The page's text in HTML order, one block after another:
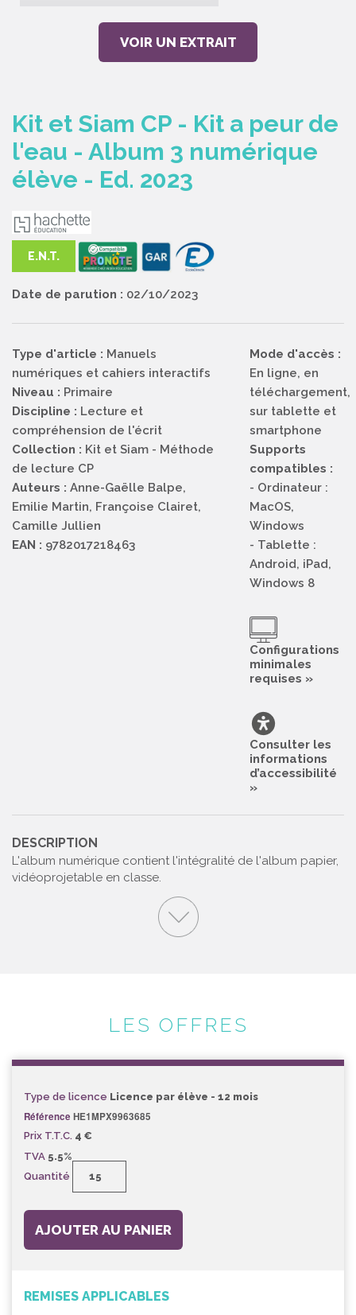
VOIR UN EXTRAIT
Kit et Siam CP - Kit a peur de
l'eau - Album 3 numérique
élève - Ed. 2023
E.N.T.
Date de parution : 02/10/2023
Type d'article : Manuels
numériques et cahiers interactifs
Niveau : Primaire
Discipline : Lecture et
compréhension de l'écrit
Collection : Kit et Siam - Méthode
de lecture CP
Auteurs : Anne-Gaëlle Balpe,
Emilie Martin, Françoise Clairet,
Camille Jullien
EAN : 9782017218463
Mode d'accès :
En ligne, en
téléchargement,
sur tablette et
smartphone
Supports
compatibles :
- Ordinateur :
MacOS,
Windows
- Tablette :
Android, iPad,
Windows 8
Configurations
minimales
requises »
Consulter les
informations
d’accessibilité
»
DESCRIPTION
L'album numérique contient l'intégralité de l'album papier,
vidéoprojetable en classe.
LES OFFRES
Type de licence Licence par élève - 12 mois
Référence HE1MPX9963685
Prix T.T.C. 4 €
TVA 5.5%
Quantité
AJOUTER AU PANIER
REMISES APPLICABLES